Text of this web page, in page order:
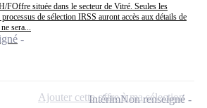
FOffre située dans le secteur de Vitré. Seules les
de sélection IRSS auront accès aux détails de
sera...
IntérimNon renseigné
Ajouter cette offre à ma sélection